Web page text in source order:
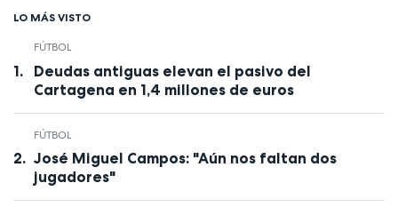
LO MÁS VISTO
FÚTBOL
Deudas antiguas elevan el pasivo del
Cartagena en 1,4 millones de euros
FÚTBOL
José Miguel Campos: "Aún nos faltan dos
jugadores"